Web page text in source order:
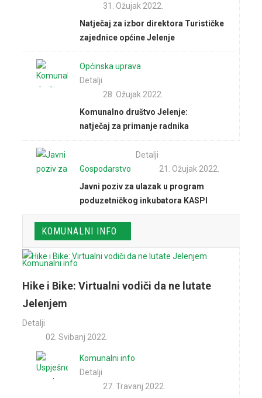
31. Ožujak 2022.
Natječaj za izbor direktora Turističke
zajednice općine Jelenje
Općinska uprava
Detalji
28. Ožujak 2022.
Komunalno društvo Jelenje:
natječaj za primanje radnika
Poziv
Gospodarstvo
Detalji
21. Ožujak 2022.
Javni poziv za ulazak u program
poduzetničkog inkubatora KASPI
KOMUNALNI INFO
Komunalni info
Hike i Bike: Virtualni vodiči da ne lutate
Jelenjem
Detalji
02. Svibanj 2022.
Komunalni info
Detalji
27. Travanj 2022.